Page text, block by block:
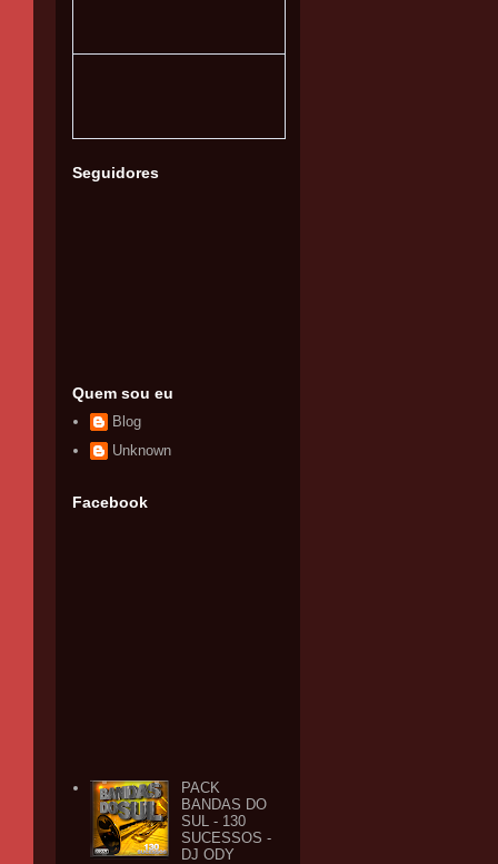
Seguidores
Quem sou eu
Blog
Unknown
Facebook
PACK
BANDAS DO
SUL - 130
SUCESSOS -
DJ ODY